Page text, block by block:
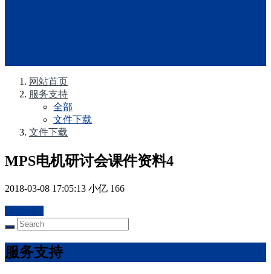
网站首页
服务支持
全部
文件下载
文件下载
MPS电机研讨会课件资料4
2018-03-08 17:05:13 小亿 166
服务支持